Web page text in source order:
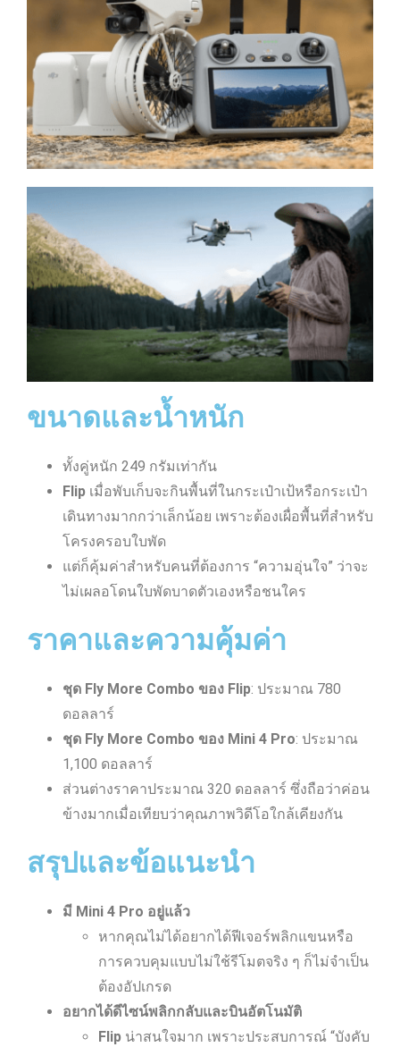
ขนาดและน้ำหนัก
ทั้งคู่หนัก 249 กรัมเท่ากัน
Flipเมื่อพับเก็บจะกินพื้นที่ในกระเป๋าเป้หรือกระเป๋า
เดินทางมากกว่าเล็กน้อย เพราะต้องเผื่อพื้นที่สำหรับ
โครงครอบใบพัด
แต่ก็คุ้มค่าสำหรับคนที่ต้องการ “ความอุ่นใจ” ว่าจะ
ไม่เผลอโดนใบพัดบาดตัวเองหรือชนใคร
ราคาและความคุ้มค่า
ชุด Fly More Combo ของ Flip: ประมาณ 780
ดอลลาร์
ชุด Fly More Combo ของ Mini 4 Pro: ประมาณ
1,100 ดอลลาร์
ส่วนต่างราคาประมาณ 320 ดอลลาร์ ซึ่งถือว่าค่อน
ข้างมากเมื่อเทียบว่าคุณภาพวิดีโอใกล้เคียงกัน
สรุปและข้อแนะนำ
มี Mini 4 Pro อยู่แล้ว
หากคุณไม่ได้อยากได้ฟีเจอร์พลิกแขนหรือ
การควบคุมแบบไม่ใช้รีโมตจริง ๆ ก็ไม่จำเป็น
ต้องอัปเกรด
อยากได้ดีไซน์พลิกกลับและบินอัตโนมัติ
Flipน่าสนใจมาก เพราะประสบการณ์ “บังคับ